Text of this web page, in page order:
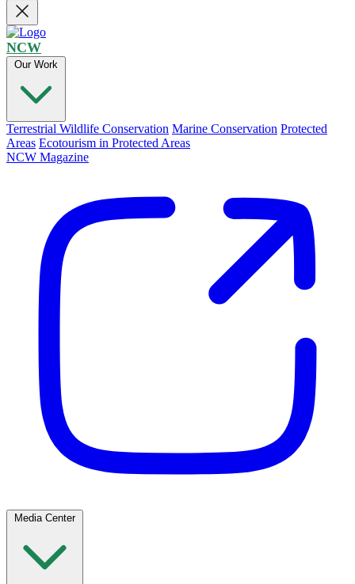
NCW
Our Work
Terrestrial Wildlife Conservation Marine Conservation Protected
Areas Ecotourism in Protected Areas
NCW Magazine
Media Center